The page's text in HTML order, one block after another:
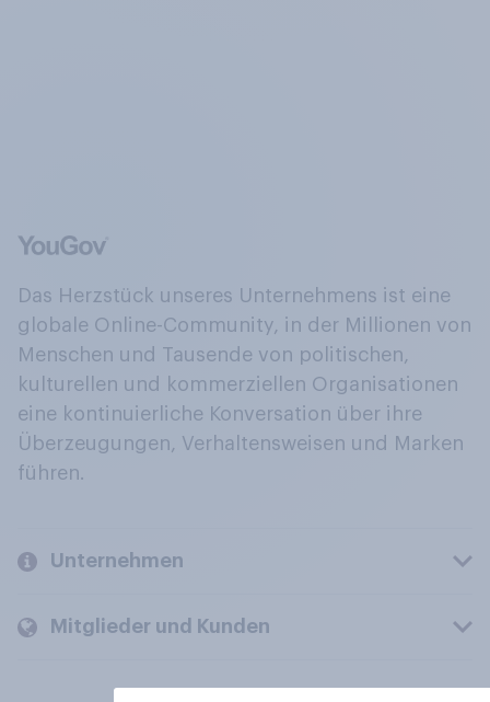
Das Herzstück unseres Unternehmens ist eine
globale Online-Community, in der Millionen von
Menschen und Tausende von politischen,
kulturellen und kommerziellen Organisationen
eine kontinuierliche Konversation über ihre
Überzeugungen, Verhaltensweisen und Marken
führen.
Unternehmen
Mitglieder und Kunden